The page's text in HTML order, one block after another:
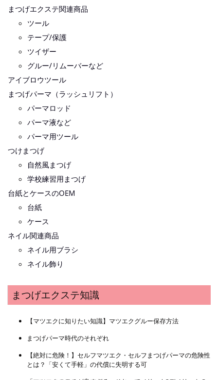
まつげエクステ関連商品
ツール
テープ/保護
ツイザー
グルー/リムーバーなど
アイブロウツール
まつげパーマ（ラッシュリフト）
パーマロッド
パーマ液など
パーマ用ツール
つけまつげ
自然風まつげ
学校練習用まつげ
台紙とケースのOEM
台紙
ケース
ネイル関連商品
ネイル用ブラシ
ネイル飾り
まつげエクステ知識
【マツエクに知りたい知識】マツエクグルー保存方法
まつげパーマ時代のそれぞれ
【絶対に危険！】セルフマツエク・セルフまつげパーマの危険性
とは？「安くて手軽」の代償に失明する可